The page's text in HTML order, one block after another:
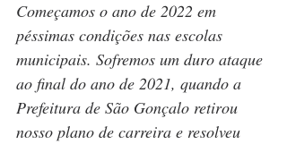
Começamos o ano de 2022 em
péssimas condições nas escolas
municipais. Sofremos um duro ataque
ao final do ano de 2021, quando a
Prefeitura de São Gonçalo retirou
nosso plano de carreira e resolveu